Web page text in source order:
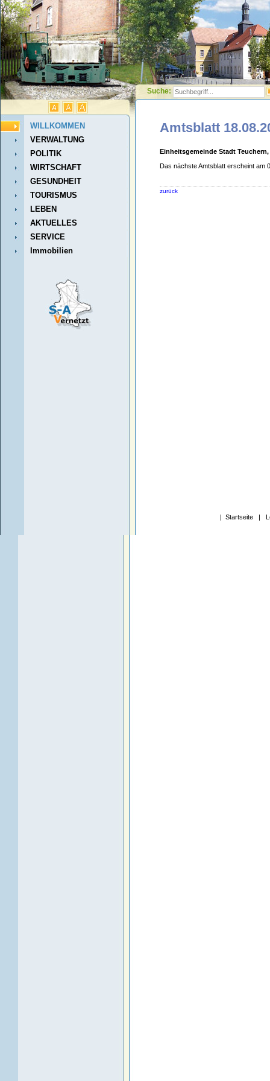
Suche:
WILLKOMMEN
VERWALTUNG
POLITIK
WIRTSCHAFT
GESUNDHEIT
TOURISMUS
LEBEN
AKTUELLES
SERVICE
Immobilien
Amtsblatt
Einheitsgemeinde Stadt Teuchern,
Das nächste Amtsblatt erscheint am
zurück
| Startseite |